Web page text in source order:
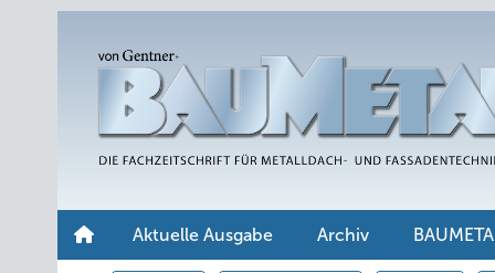
Aktuelle Ausgabe Archiv